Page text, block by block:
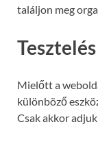
találjon meg
Mielőtt a
különböző
Csak akkor